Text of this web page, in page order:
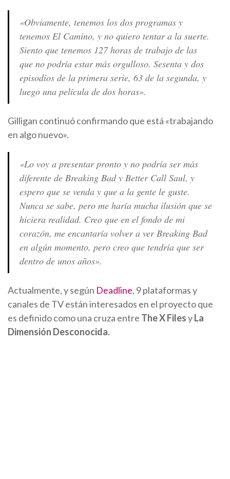
«Obviamente, tenemos los dos programas y
tenemos El Camino, y no quiero tentar a la suerte.
Siento que tenemos 127 horas de trabajo de las
que no podría estar más orgulloso. Sesenta y dos
episodios de la primera serie, 63 de la segunda, y
luego una película de dos horas».
Gilligan continuó confirmando que está «trabajando
en algo nuevo».
«Lo voy a presentar pronto y no podría ser más
diferente de Breaking Bad y Better Call Saul, y
espero que se venda y que a la gente le guste.
Nunca se sabe, pero me haría mucha ilusión que se
hiciera realidad. Creo que en el fondo de mi
corazón, me encantaría volver a ver Breaking Bad
en algún momento, pero creo que tendría que ser
dentro de unos años».
Actualmente, y según Deadline, 9 plataformas y
canales de TV están interesados en el proyecto que
es definido como una cruza entre The X FilesyLa
Dimensión Desconocida.